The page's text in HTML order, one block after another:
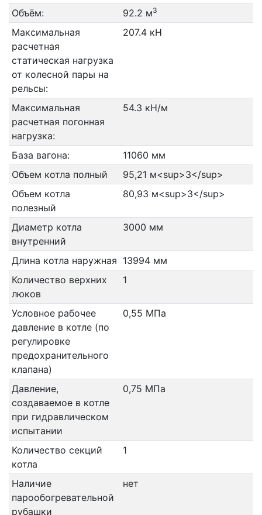
Объём:
92.2 м3
Максимальная
расчетная
статическая нагрузка
от колесной пары на
рельсы:
207.4 кН
Максимальная
расчетная погонная
нагрузка:
54.3 кН/м
База вагона:
11060 мм
Объем котла полный
95,21 м<sup>3</sup>
Объем котла
полезный
80,93 м<sup>3</sup>
Диаметр котла
внутренний
3000 мм
Длина котла наружная 13994 мм
Количество верхних
люков
1
Условное рабочее
давление в котле (по
регулировке
предохранительного
клапана)
0,55 МПа
Давление,
создаваемое в котле
при гидравлическом
испытании
0,75 МПа
Количество секций
котла
1
Наличие
парообогревательной
рубашки
нет